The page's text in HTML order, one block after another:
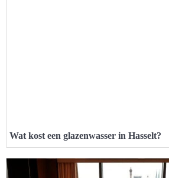
Wat kost een glazenwasser in Hasselt?